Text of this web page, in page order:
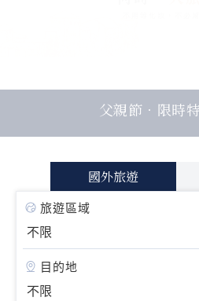
父親節．限時特別企劃
一人旅行
國外旅遊
旅遊區域
目的地